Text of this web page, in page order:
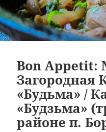
Bon Appetit:
Загородная
«Будьма» /
«Будзьма»
районе п.